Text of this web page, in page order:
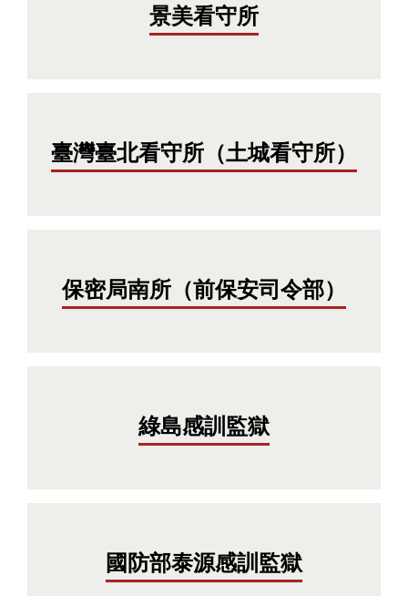
景美看守所
臺灣臺北看守所（土城看守所）
保密局南所（前保安司令部）
綠島感訓監獄
國防部泰源感訓監獄